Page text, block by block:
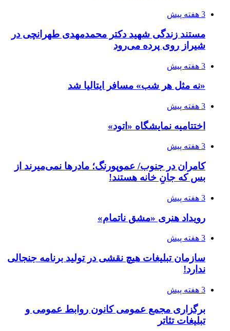
3 هفته پیش
مستند زندگی شهید دکتر محمدمهدی طهرانچی در
شیراز روی پرده می‌رود
3 هفته پیش
«نه مثل هر شب» مسافر ایتالیا شد
3 هفته پیش
اختتامیه نمایشگاه «اتود»
3 هفته پیش
کامران در جنوب/ عموپورنگ؛ مادرها نمی‌میرند از
بس که جانِ خانه هستند!
3 هفته پیش
رویداد هنری «مشق ناتمام»
3 هفته پیش
سازمان تبلیغات هیچ نقشی در تولید برنامه جنجالی
ندارد!
3 هفته پیش
برگزاری مجمع عمومی کانون روابط عمومی و
تبلیغات تئاتر